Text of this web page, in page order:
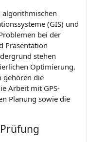
algorithmischen
(GIS) und
bei der
Präsentation
stehen
Optimierung.
gehören die
Arbeit mit GPS-
Planung sowie die